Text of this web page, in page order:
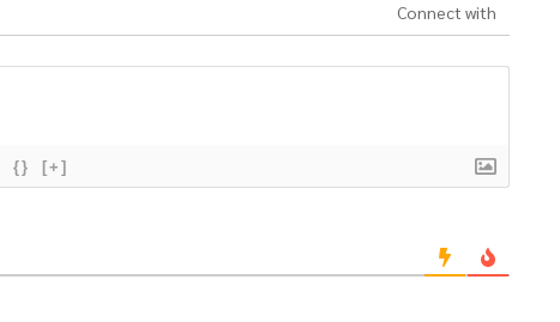
Connect with
{} [+]